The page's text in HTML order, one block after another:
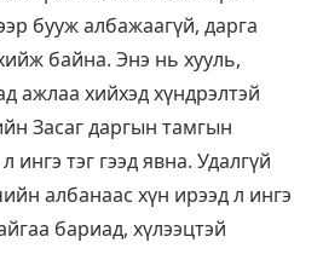
бууж албажаагүй, дарга
байна. Энэ нь хууль,
ажлаа хийхэд хүндрэлтэй
Засаг даргын тамгын
ингэ тэг гээд явна. Удалгүй
албанаас хүн ирээд л ингэ
бариад, хүлээцтэй